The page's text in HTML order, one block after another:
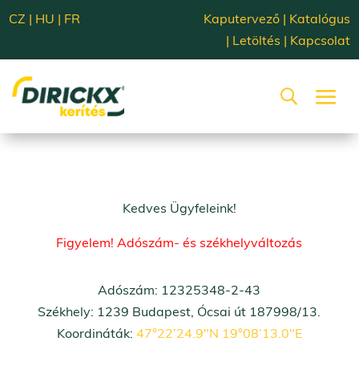
CZ | HU | FR Kaputervező | Katalógus
| Letöltés | Kapcsolat
Kedves Ügyfeleink!
Figyelem! Adószám- és székhelyváltozás
Adószám: 12325348-2-43
Székhely: 1239 Budapest, Ócsai út 187998/13.
Koordináták: 47°22’24.9″N 19°08’13.0″E